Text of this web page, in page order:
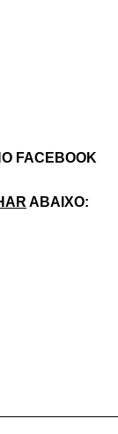
FACEBOOK
ABAIXO: